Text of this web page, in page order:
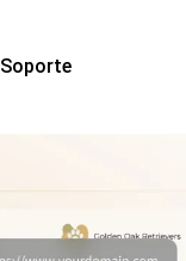
Soporte